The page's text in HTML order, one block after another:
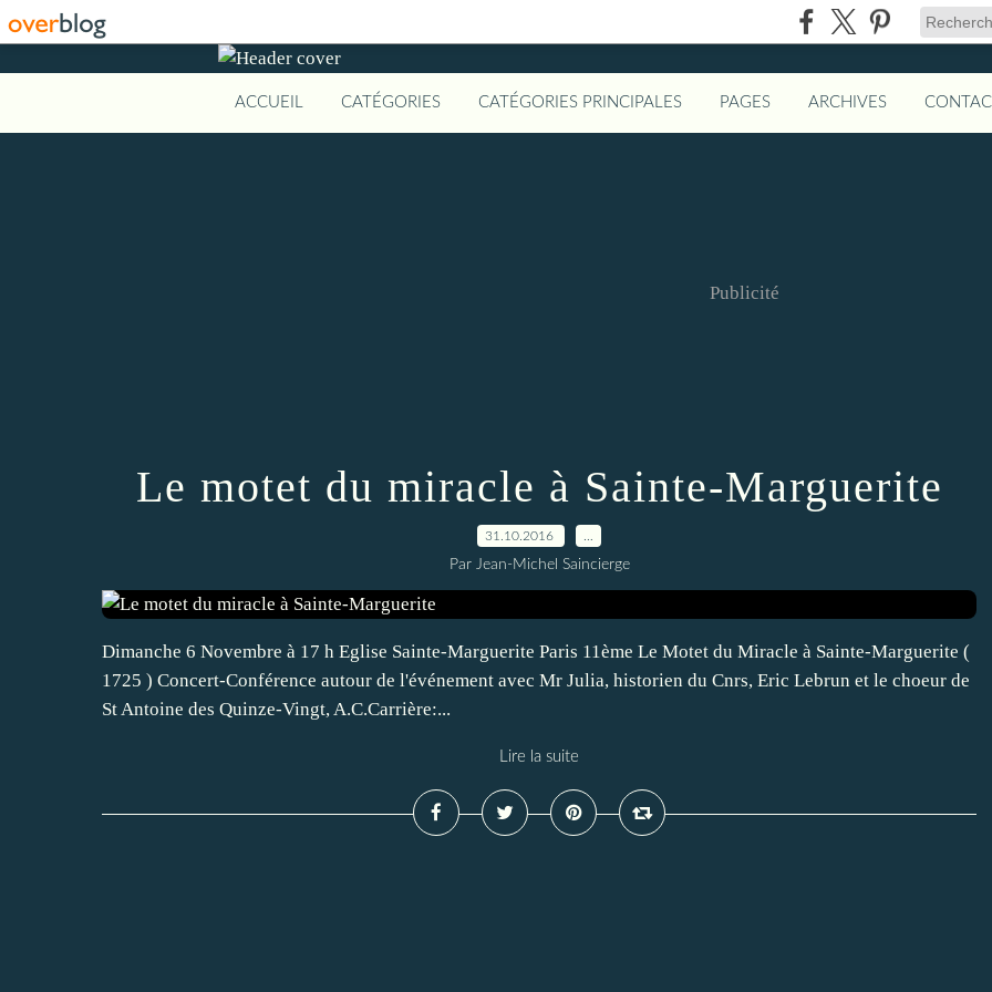
ACCUEIL CATÉGORIES CATÉGORIES PRINCIPALES PAGES ARCHIVES
Publicité
Le motet du miracle à Sainte-Marguerite
31.10.2016
Par Jean-Michel Saincierge
Dimanche 6 Novembre à 17 h Eglise Sainte-Marguerite Paris 11ème Le Motet du Miracle à Sainte-Marguerite (
1725 ) Concert-Conférence autour de l'événement avec Mr Julia, historien du Cnrs, Eric Lebrun et le choeur de
St Antoine des Quinze-Vingt, A.C.Carrière:...
Lire la suite